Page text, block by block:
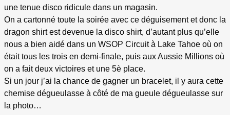
une tenue disco ridicule dans un magasin.
On a cartonné toute la soirée avec ce déguisement et donc la
dragon shirt est devenue la disco shirt, d’autant plus qu’elle
nous a bien aidé dans un WSOP Circuit à Lake Tahoe où on
était tous les trois en demi-finale, puis aux Aussie Millions où
on a fait deux victoires et une 5è place.
Si un jour j’ai la chance de gagner un bracelet, il y aura cette
chemise dégueulasse à côté de ma gueule dégueulasse sur
la photo…